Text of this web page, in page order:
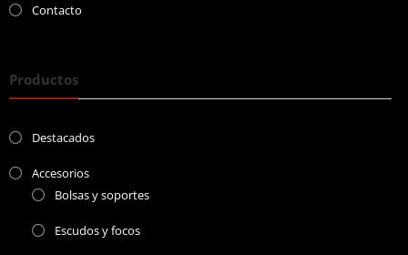
Contacto
Productos
Destacados
Accesorios
Bolsas y soportes
Escudos y focos